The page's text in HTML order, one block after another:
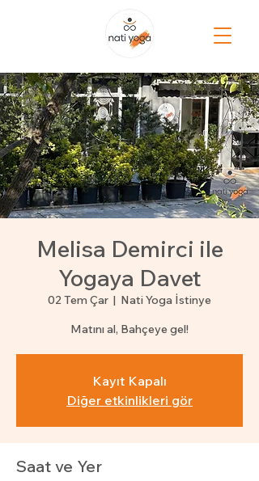
Melisa Demirci ile
Yogaya Davet
02 Tem Çar
  |
Nati Yoga İstinye
Matını al, Bahçeye gel!
Kayıt Kapalı
Diğer etkinlikleri gör
Saat ve Yer